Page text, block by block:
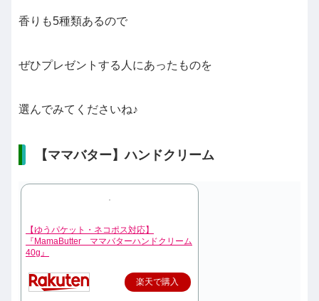
香りも5種類あるので
ぜひプレゼントする人にあったものを
選んでみてくださいね♪
【ママバター】ハンドクリーム
【ゆうパケット・ネコポス対応】
『MamaButter ママバターハンドクリーム
40g』
楽天で購入